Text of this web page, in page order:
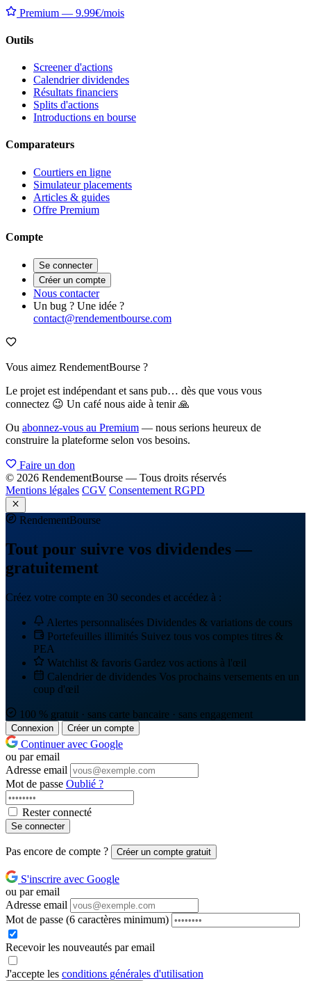
Premium — 9.99€/mois
Outils
Screener d'actions
Calendrier dividendes
Résultats financiers
Splits d'actions
Introductions en bourse
Comparateurs
Courtiers en ligne
Simulateur placements
Articles & guides
Offre Premium
Compte
Se connecter
Créer un compte
Nous contacter
Un bug ? Une idée ?
contact@rendementbourse.com
Vous aimez RendementBourse ?
Le projet est indépendant et sans pub… dès que vous vous
connectez 😉 Un café nous aide à tenir 🙏
Ou abonnez-vous au Premium — nous serions heureux de
construire la plateforme selon vos besoins.
Faire un don
© 2026 RendementBourse — Tous droits réservés
Mentions légales CGV Consentement RGPD
RendementBourse
Tout pour suivre vos dividendes —
gratuitement
Créez votre compte en 30 secondes et accédez à :
Alertes personnalisées Dividendes & variations de cours
Portefeuilles illimités Suivez tous vos comptes titres &
PEA
Watchlist & favoris Gardez vos actions à l'œil
Calendrier de dividendes Vos prochains versements en un
coup d'œil
100 % gratuit · sans carte bancaire · sans engagement
Connexion Créer un compte
Continuer avec Google
ou par email
Adresse email
Mot de passe Oublié ?
Rester connecté
Se connecter
Pas encore de compte ? Créer un compte gratuit
S'inscrire avec Google
ou par email
Adresse email
Mot de passe (6 caractères minimum)
Recevoir les nouveautés par email
J'accepte les conditions générales d'utilisation